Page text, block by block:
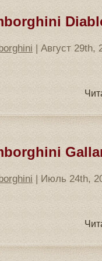
| Август 29th,
| Июль 24th,